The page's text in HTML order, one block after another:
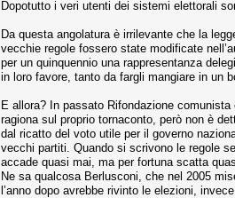
Dopotutto i veri utenti dei sistemi elettorali
Da questa angolatura è irrilevante che la
vecchie regole fossero state modificate
per un quinquennio una rappresentanza
in loro favore, tanto da fargli mangiare in un
E allora? In passato Rifondazione
ragiona sul proprio tornaconto, però non è
dal ricatto del voto utile per il governo
vecchi partiti. Quando si scrivono le regole
accade quasi mai, ma per fortuna scatta
Ne sa qualcosa Berlusconi, che nel 2005
l’anno dopo avrebbe rivinto le elezioni,